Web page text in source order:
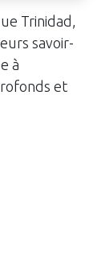
Trinidad,
savoir-
à
et